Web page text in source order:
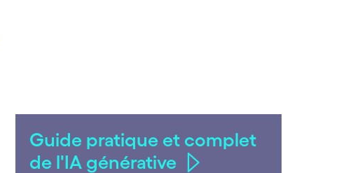
Guide pratique et complet
de l'IA générative